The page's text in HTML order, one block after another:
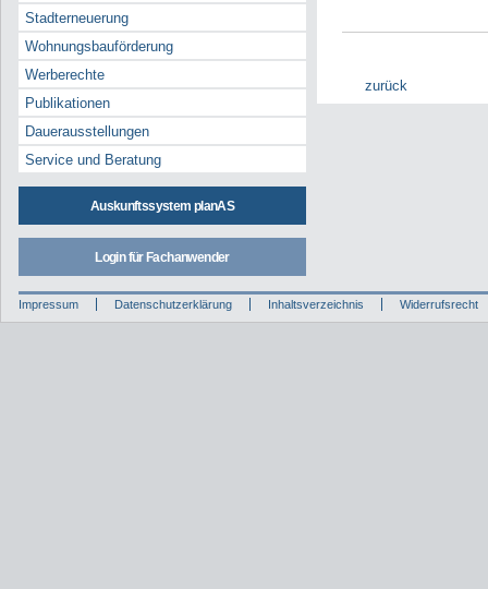
Stadterneuerung
Wohnungsbauförderung
Werberechte
Publikationen
Dauerausstellungen
Service und Beratung
Auskunftssystem planAS
Login für Fachanwender
zurück
Impressum Datenschutzerklärung Inhaltsverzeichnis Widerrufsrecht